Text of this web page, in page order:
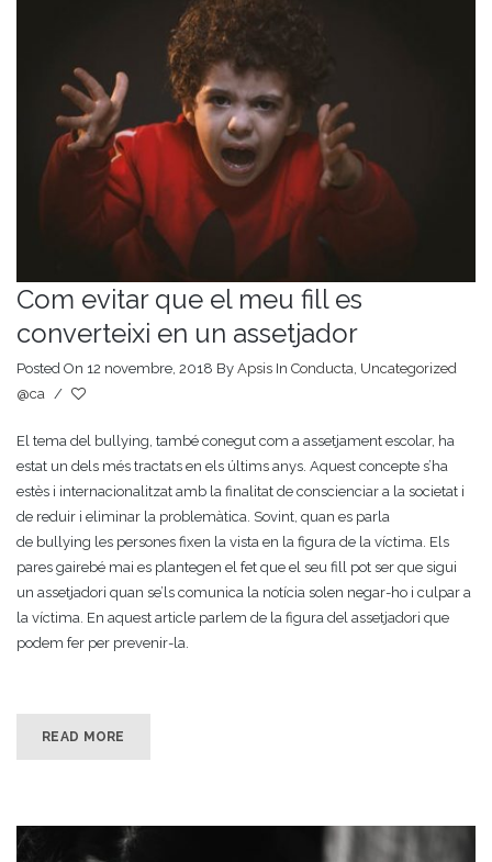
Com evitar que el meu fill es
converteixi en un assetjador
Posted On 12 novembre, 2018 By Apsis In Conducta, Uncategorized
@ca /
El tema del bullying, també conegut com a assetjament escolar, ha
estat un dels més tractats en els últims anys. Aquest concepte s’ha
estès i internacionalitzat amb la finalitat de conscienciar a la societat i
de reduir i eliminar la problemàtica. Sovint, quan es parla
de bullying les persones fixen la vista en la figura de la víctima. Els
pares gairebé mai es plantegen el fet que el seu fill pot ser que sigui
un assetjadori quan se’ls comunica la notícia solen negar-ho i culpar a
la víctima. En aquest article parlem de la figura del assetjadori que
podem fer per prevenir-la.
READ MORE